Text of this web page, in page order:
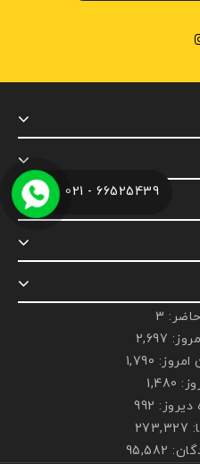
3
2,697
امروز: 1,790
1,480
دیروز: 992
273,327
95,582
66525439 - 021